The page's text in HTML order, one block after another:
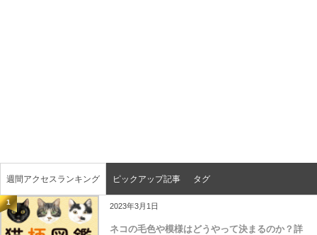
週間アクセスランキング ピックアップ記事 タグ
1 2023年3月1日
ネコの毛色や模様はどうやって決まるのか？詳